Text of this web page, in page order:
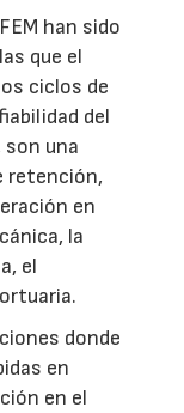
han sido
que el
ciclos de
del
una
retención,
en
la
el
donde
en
en el